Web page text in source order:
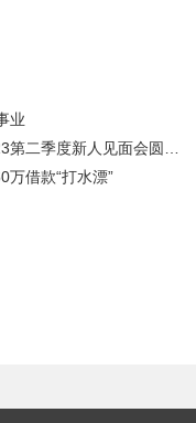
业
季度新人见面会圆满举办
万借款“打水漂”